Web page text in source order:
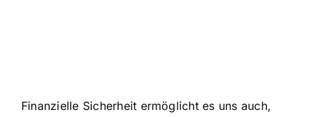
Finanzielle Sicherheit ermöglicht es uns auch,